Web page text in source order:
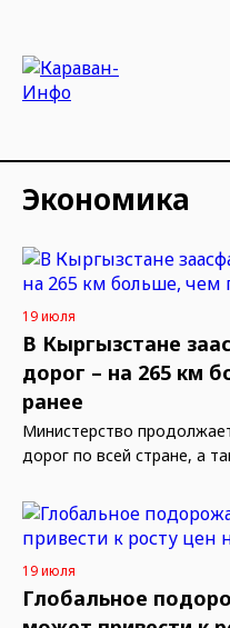
Экономика
19 июля
В Кыргызстане
дорог – на 265 км
ранее
Министерство
дорог по всей стране, а
19 июля
Глобальное